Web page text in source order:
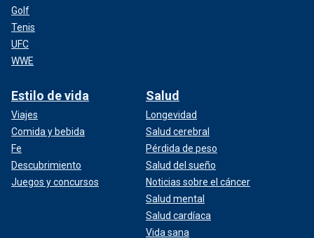
Golf
Tenis
UFC
WWE
Estilo de vida
Viajes
Comida y bebida
Fe
Descubrimiento
Juegos y concursos
Salud
Longevidad
Salud cerebral
Pérdida de peso
Salud del sueño
Noticias sobre el cáncer
Salud mental
Salud cardíaca
Vida sana